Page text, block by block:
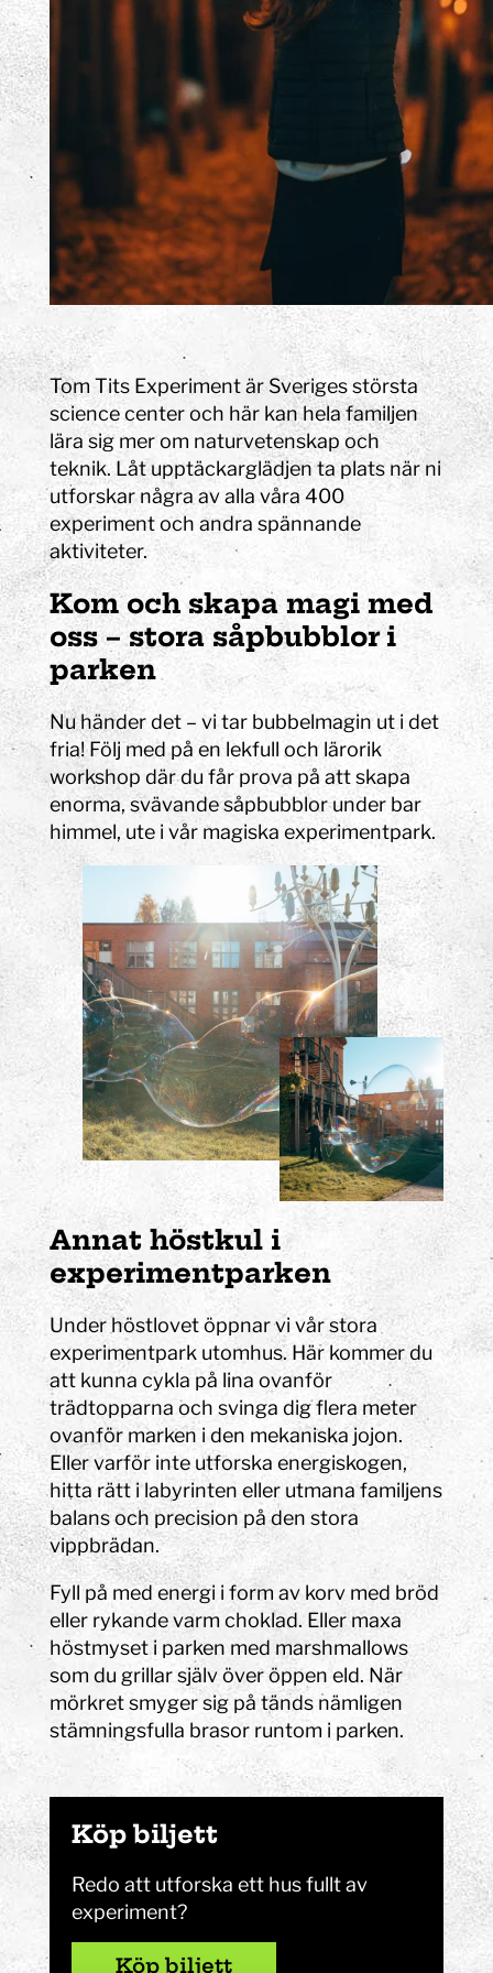
Experiment har vi en hel
byggnad full av experiment
och upplevelser. Om du letar
spännande saker att göra
under höstlovet och tips på
roliga höstlovsaktiviteter för
hela familjen har du kommit
precis rätt.
Tom Tits Experiment är Sveriges största
science center och här kan hela familjen
lära sig mer om naturvetenskap och
teknik. Låt upptäckarglädjen ta plats när ni
utforskar några av alla våra 400
experiment och andra spännande
aktiviteter.
Kom och skapa magi med
oss – stora såpbubblor i
parken
Nu händer det – vi tar bubbelmagin ut i det
fria! Följ med på en lekfull och lärorik
workshop där du får prova på att skapa
enorma, svävande såpbubblor under bar
himmel, ute i vår magiska experimentpark.
Annat höstkul i
experimentparken
Under höstlovet öppnar vi vår stora
experimentpark utomhus. Här kommer du
att kunna cykla på lina ovanför
trädtopparna och svinga dig flera meter
ovanför marken i den mekaniska jojon.
Eller varför inte utforska energiskogen,
hitta rätt i labyrinten eller utmana familjens
balans och precision på den stora
vippbrädan.
Fyll på med energi i form av korv med bröd
eller rykande varm choklad. Eller maxa
höstmyset i parken med marshmallows
som du grillar själv över öppen eld. När
mörkret smyger sig på tänds nämligen
stämningsfulla brasor runtom i parken.
Köp biljett
Redo att utforska ett hus fullt av
experiment?
Köp biljett